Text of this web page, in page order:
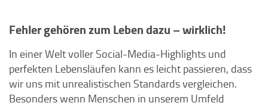
Fehler gehören zum Leben dazu – wirklich!
In einer Welt voller Social-Media-Highlights und
perfekten Lebensläufen kann es leicht passieren, dass
wir uns mit unrealistischen Standards vergleichen.
Besonders wenn Menschen in unserem Umfeld